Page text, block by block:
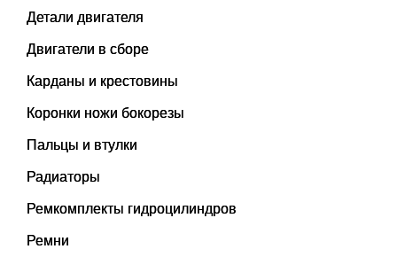
Детали двигателя
Двигатели в сборе
Карданы и крестовины
Коронки ножи бокорезы
Пальцы и втулки
Радиаторы
Ремкомплекты гидроцилиндров
Ремни